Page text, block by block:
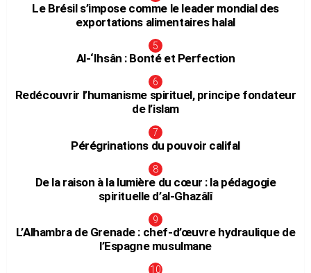
Le Brésil s’impose comme le leader mondial des
exportations alimentaires halal
Al-‘Ihsân : Bonté et Perfection
Redécouvrir l’humanisme spirituel, principe fondateur
de l’islam
Pérégrinations du pouvoir califal
De la raison à la lumière du cœur : la pédagogie
spirituelle d’al-Ghazâlî
L’Alhambra de Grenade : chef-d’œuvre hydraulique de
l’Espagne musulmane